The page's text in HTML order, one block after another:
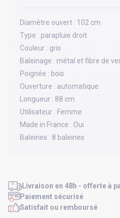
Diamètre ouvert : 102 cm
Type : parapluie droit
Couleur : gris
Baleinage : métal et fibre de
Poignée : bois
Ouverture : automatique
Longueur : 88 cm
Utilisateur : Femme
Made in France : Oui
Baleines : 8 baleines
Livraison en 48h - offerte à
Paiement sécurisé
Satisfait ou remboursé